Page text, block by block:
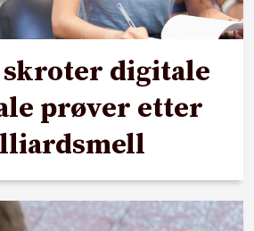
skroter digitale
prøver etter